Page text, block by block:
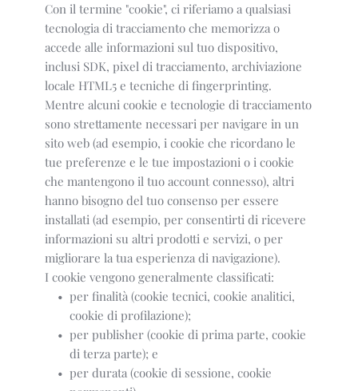
Con il termine "cookie", ci riferiamo a qualsiasi
tecnologia di tracciamento che memorizza o
accede alle informazioni sul tuo dispositivo,
inclusi SDK, pixel di tracciamento, archiviazione
locale HTML5 e tecniche di fingerprinting.
Mentre alcuni cookie e tecnologie di tracciamento
sono strettamente necessari per navigare in un
sito web (ad esempio, i cookie che ricordano le
tue preferenze e le tue impostazioni o i cookie
che mantengono il tuo account connesso), altri
hanno bisogno del tuo consenso per essere
installati (ad esempio, per consentirti di ricevere
informazioni su altri prodotti e servizi, o per
migliorare la tua esperienza di navigazione).
I cookie vengono generalmente classificati:
per finalità (cookie tecnici, cookie analitici,
cookie di profilazione);
per publisher (cookie di prima parte, cookie
di terza parte); e
per durata (cookie di sessione, cookie